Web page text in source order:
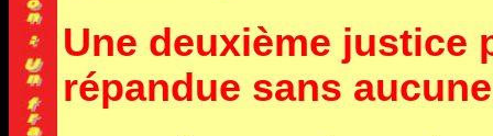
Une deuxième justice
répandue sans